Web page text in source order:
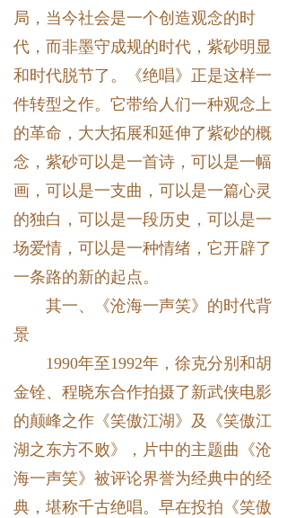
局，当今社会是一个创造观念的时
代，而非墨守成规的时代，紫砂明显
和时代脱节了。《绝唱》正是这样一
件转型之作。它带给人们一种观念上
的革命，大大拓展和延伸了紫砂的概
念，紫砂可以是一首诗，可以是一幅
画，可以是一支曲，可以是一篇心灵
的独白，可以是一段历史，可以是一
场爱情，可以是一种情绪，它开辟了
一条路的新的起点。
其一、《沧海一声笑》的时代背
景
1990年至1992年，徐克分别和胡
金铨、程晓东合作拍摄了新武侠电影
的颠峰之作《笑傲江湖》及《笑傲江
湖之东方不败》，片中的主题曲《沧
海一声笑》被评论界誉为经典中的经
典，堪称千古绝唱。早在投拍《笑傲